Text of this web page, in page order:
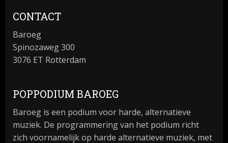
CONTACT
Baroeg
Spinozaweg 300
3076 ET Rotterdam
POPPODIUM BAROEG
Baroeg is een podium voor harde, alternatieve
muziek. De programmering van het podium richt
zich voornamelijk op harde alternatieve muziek, met